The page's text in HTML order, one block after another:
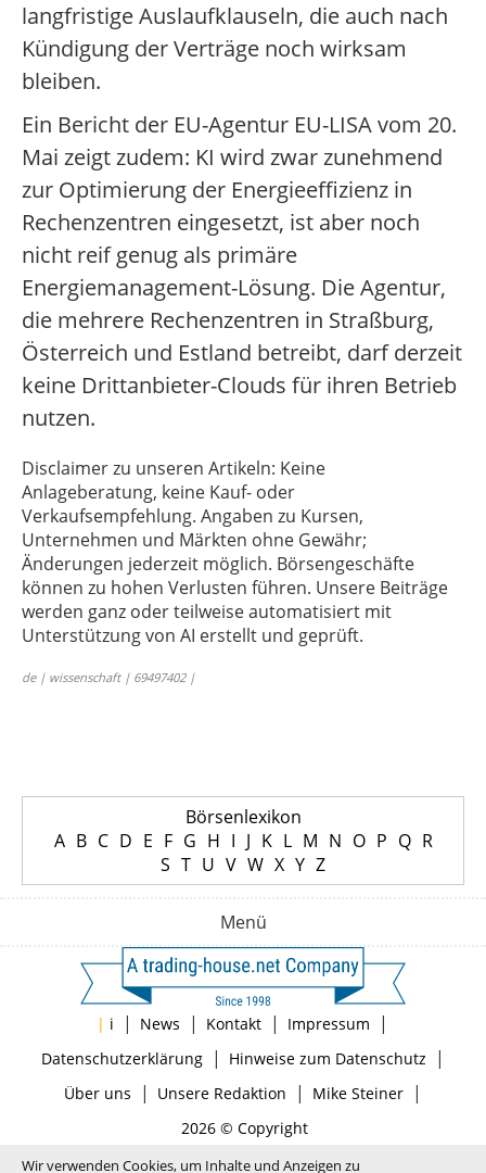
langfristige Auslaufklauseln, die auch nach
Kündigung der Verträge noch wirksam
bleiben.
Ein Bericht der EU-Agentur EU-LISA vom 20.
Mai zeigt zudem: KI wird zwar zunehmend
zur Optimierung der Energieeffizienz in
Rechenzentren eingesetzt, ist aber noch
nicht reif genug als primäre
Energiemanagement-Lösung. Die Agentur,
die mehrere Rechenzentren in Straßburg,
Österreich und Estland betreibt, darf derzeit
keine Drittanbieter-Clouds für ihren Betrieb
nutzen.
Disclaimer zu unseren Artikeln: Keine
Anlageberatung, keine Kauf- oder
Verkaufsempfehlung. Angaben zu Kursen,
Unternehmen und Märkten ohne Gewähr;
Änderungen jederzeit möglich. Börsengeschäfte
können zu hohen Verlusten führen. Unsere Beiträge
werden ganz oder teilweise automatisiert mit
Unterstützung von AI erstellt und geprüft.
de | wissenschaft | 69497402 |
Börsenlexikon
A B C D E F G H I J K L M N O P Q R
S T U V W X Y Z
Menü
| i | News | Kontakt | Impressum |
Datenschutzerklärung| Hinweise zum Datenschutz |
Über uns | Unsere Redaktion | Mike Steiner|
2026 © Copyright
Wir verwenden Cookies, um Inhalte und Anzeigen zu